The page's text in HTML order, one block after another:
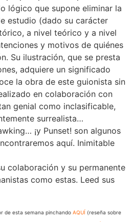
lógico que supone eliminar la
estudio (dado su carácter
a nivel teórico y a nivel
y motivos de quiénes
Su ilustración, que se presta
adquiere un significado
la obra de este guionista sin
en colaboración con
genial como inclasificable,
surrealista…
¡y Punset! son algunos
aquí. Inimitable
colaboración y su permanente
como estas. Leed sus
de esta semana pinchando AQUÍ (reseña sobre